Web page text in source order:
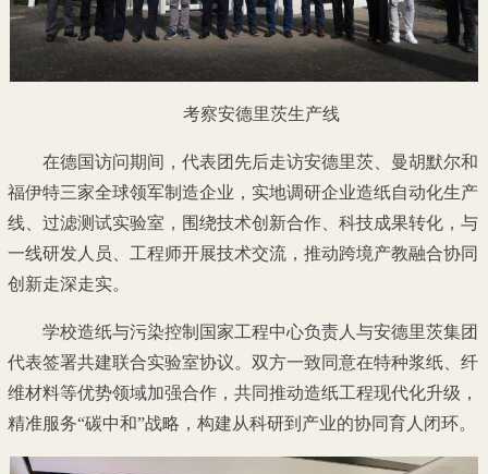
考察安德里茨生产线
在德国访问期间，代表团先后走访安德里茨、曼胡默尔和
福伊特三家全球领军制造企业，实地调研企业造纸自动化生产
线、过滤测试实验室，围绕技术创新合作、科技成果转化，与
一线研发人员、工程师开展技术交流，推动跨境产教融合协同
创新走深走实。
学校造纸与污染控制国家工程中心负责人与安德里茨集团
代表签署共建联合实验室协议。双方一致同意在特种浆纸、纤
维材料等优势领域加强合作，共同推动造纸工程现代化升级，
精准服务“碳中和”战略，构建从科研到产业的协同育人闭环。